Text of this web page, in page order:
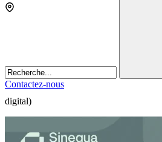
Contactez-nous
digital)